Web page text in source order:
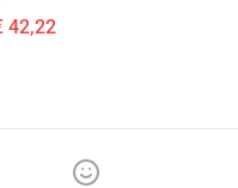
42,22